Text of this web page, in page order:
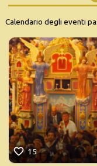
Calendario degli eventi
15